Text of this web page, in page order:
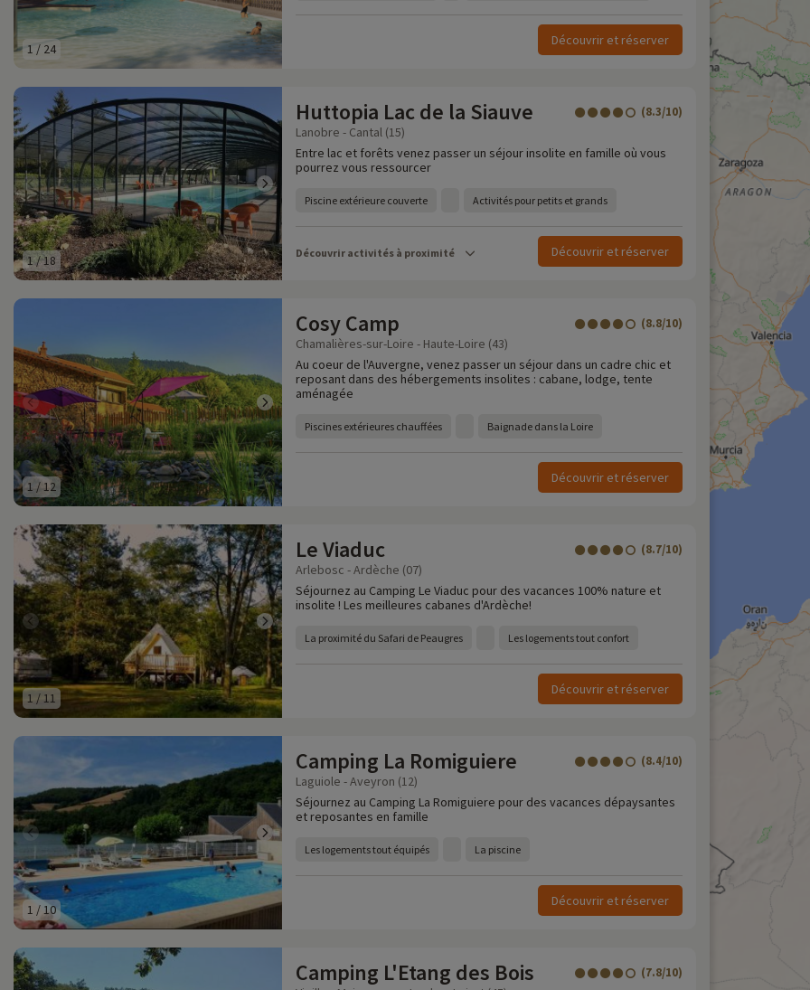
1 / 24
Découvrir et réserver
1/18
Huttopia Lac de la Siauve (8.3/10)
Lanobre - Cantal (15)
Entre lac et forêts venez passer un séjour insolite en famille où vous
pourrez vous ressourcer
Piscine extérieure couverte Activités pour petits et grands
Découvrir activités à proximité Découvrir et réserver
1 /12
Cosy Camp (8.8/10)
Chamalières-sur-Loire - Haute-Loire (43)
Au coeur de l'Auvergne, venez passer un séjour dans un cadre chic et
reposant dans des hébergements insolites : cabane, lodge, tente
aménagée
Piscines extérieures chauffées Baignade dans la Loire
Découvrir et réserver
1 /11
Le Viaduc (8.7/10)
Arlebosc - Ardèche (07)
Séjournez au Camping Le Viaduc pour des vacances 100% nature et
insolite ! Les meilleures cabanes d'Ardèche!
La proximité du Safari de Peaugres Les logements tout confort
Découvrir et réserver
1 /10
Camping La Romiguiere (8.4/10)
Laguiole - Aveyron (12)
Séjournez au Camping La Romiguiere pour des vacances dépaysantes
et reposantes en famille
Les logements tout équipés La piscine
Découvrir et réserver
Camping L'Etang des Bois (7.8/10)